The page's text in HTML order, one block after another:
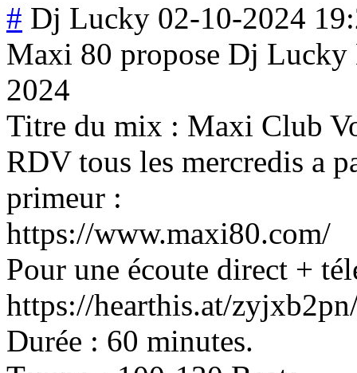
# Dj Lucky 02-10-2024
Maxi 80 propose Dj
2024
Titre du mix : Maxi Club
RDV tous les mercredis a
primeur :
https://www.maxi80.com/
Pour une écoute direct +
https://hearthis.at/
Durée : 60 minutes.